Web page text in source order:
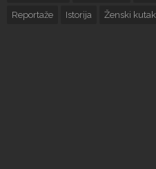
Reportaže Istorija Ženski kutak